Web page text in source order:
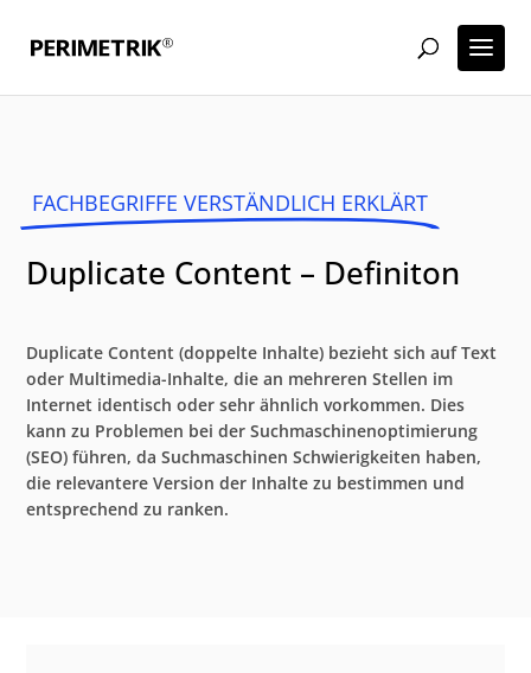
FACHBEGRIFFE VERSTÄNDLICH ERKLÄRT
Duplicate Content – Definiton
Duplicate Content (doppelte Inhalte) bezieht sich auf Text
oder Multimedia-Inhalte, die an mehreren Stellen im
Internet identisch oder sehr ähnlich vorkommen. Dies
kann zu Problemen bei der Suchmaschinenoptimierung
(SEO) führen, da Suchmaschinen Schwierigkeiten haben,
die relevantere Version der Inhalte zu bestimmen und
entsprechend zu ranken.